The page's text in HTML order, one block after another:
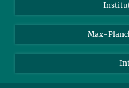
Fördernde
Schulen
Studierende
Facebook
YouTube
Max-